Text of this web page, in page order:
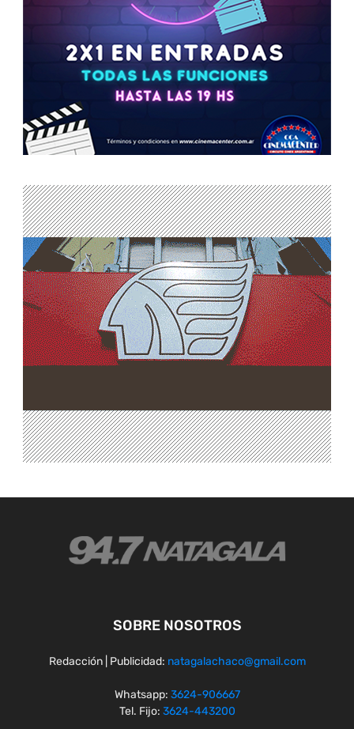
SOBRE NOSOTROS
Redacción | Publicidad: natagalachaco@gmail.com
Whatsapp: 3624-906667
Tel. Fijo: 3624-443200